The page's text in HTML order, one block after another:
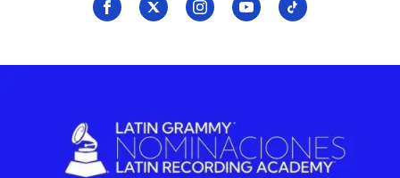
Seguí
en
Seguí
en
Seguí
en
Seguí
en
Seguí
en